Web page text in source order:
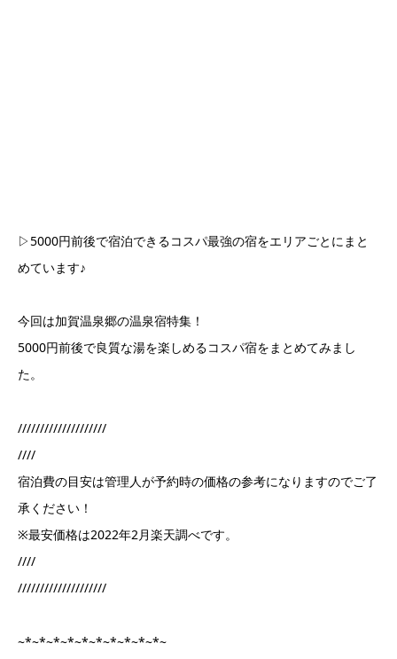
▷5000円前後で宿泊できるコスパ最強の宿をエリアごとにまと
めています♪
今回は加賀温泉郷の温泉宿特集！
5000円前後で良質な湯を楽しめるコスパ宿をまとめてみまし
た。
////////////////////
////
宿泊費の目安は管理人が予約時の価格の参考になりますのでご了
承ください！
※最安価格は2022年2月楽天調べです。
////
////////////////////
~*~*~*~*~*~*~*~*~*~*~